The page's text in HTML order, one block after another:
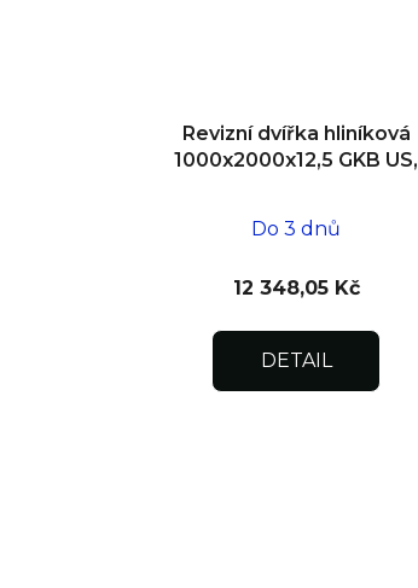
Revizní dvířka hliníková
1000x2000x12,5 GKB US,
Do 3 dnů
12 348,05 Kč
DETAIL